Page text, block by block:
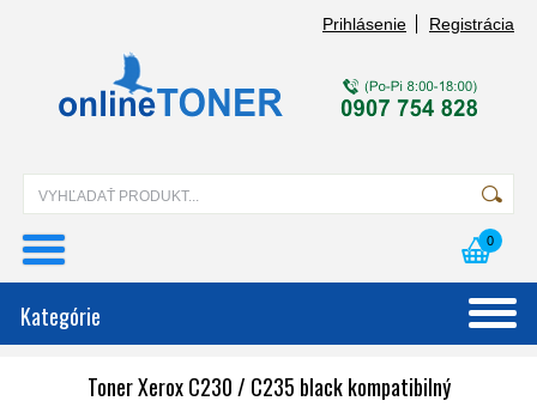
Prihlásenie Registrácia
0
Kategórie
Toner Xerox C230 / C235 black kompatibilný